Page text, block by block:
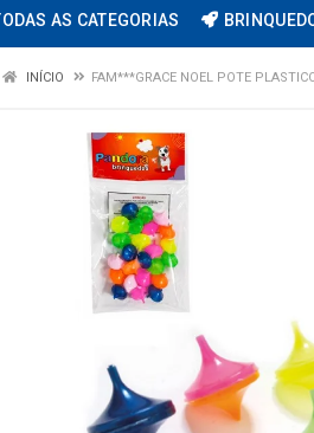
AS CATEGORIAS
INÍCIO FAM***GRACE NOEL POTE